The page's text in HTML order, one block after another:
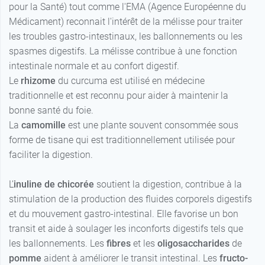
pour la Santé) tout comme l'EMA (Agence Européenne du
Médicament) reconnait l'intérêt de la mélisse pour traiter
les troubles gastro-intestinaux, les ballonnements ou les
spasmes digestifs. La mélisse contribue à une fonction
intestinale normale et au confort digestif.
Le rhizome du curcuma est utilisé en médecine
traditionnelle et est reconnu pour aider à maintenir la
bonne santé du foie.
La camomille est une plante souvent consommée sous
forme de tisane qui est traditionnellement utilisée pour
faciliter la digestion.
L’inuline de chicorée soutient la digestion, contribue à la
stimulation de la production des fluides corporels digestifs
et du mouvement gastro-intestinal. Elle favorise un bon
transit et aide à soulager les inconforts digestifs tels que
les ballonnements. Les fibres et les oligosaccharides de
pomme aident à améliorer le transit intestinal. Les fructo-